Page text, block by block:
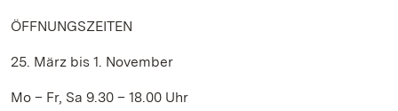
ÖFFNUNGSZEITEN
25. März bis 1. November
Mo – Fr, Sa 9.30 – 18.00 Uhr